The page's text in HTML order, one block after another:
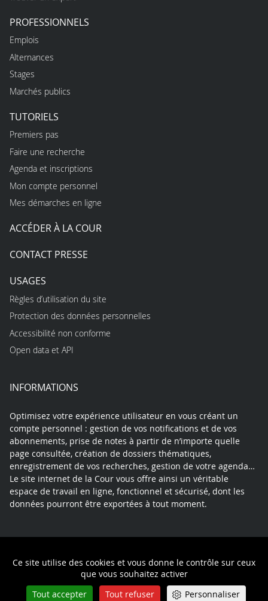
Ce site utilise des cookies et vous donne le contrôle sur ceux
que vous souhaitez activer
Tout accepter
Tout refuser Personnaliser
PROFESSIONNELS
Emplois
Alternances
Stages
Marchés publics
TUTORIELS
Premiers pas
Faire une recherche
Agenda et inscriptions
Mon compte personnel
Mes démarches en ligne
ACCÉDER À LA COUR
CONTACT PRESSE
USAGES
Règles d’utilisation du site
Protection des données personnelles
Accessibilité non conforme
Open data et API
INFORMATIONS
Optimisez votre expérience utilisateur en vous créant un
compte personnel : gestion de vos notifications et de vos
abonnements, prise de notes à partir de n’importe quelle
page consultée, création de dossiers thématiques,
enregistrement de vos recherches, gestion de votre agenda…
Le site internet de la Cour vous offre ainsi un véritable
espace de travail en ligne, fonctionnel et sécurisé, dont les
données pourront être exportées à tout moment.
Politique de confidentialité